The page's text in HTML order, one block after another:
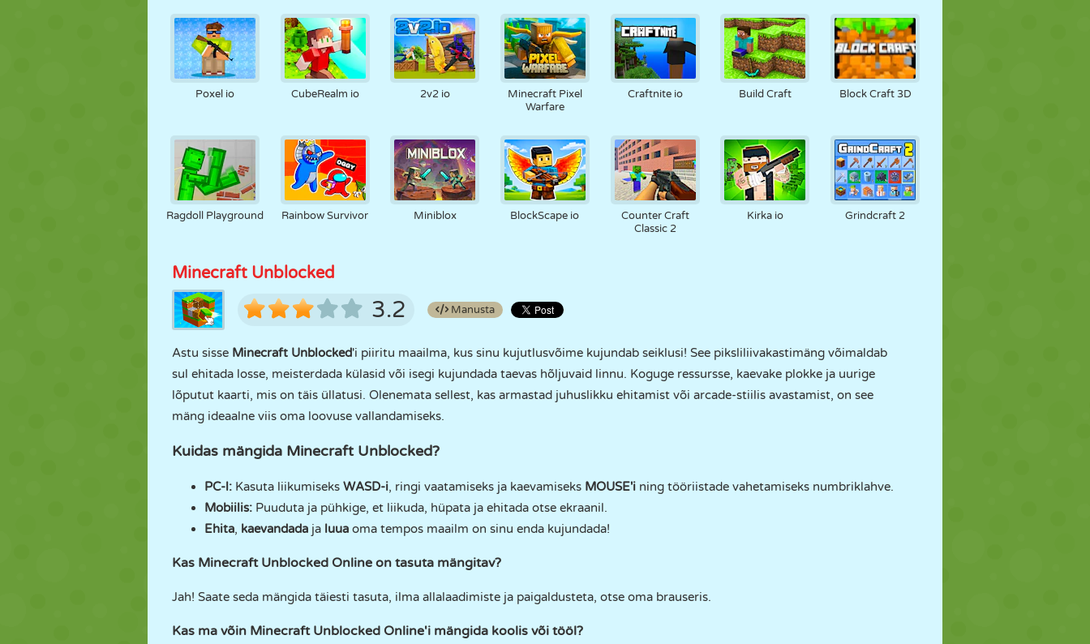
Poxel io CubeRealm io 2v2 io
Minecraft Pixel
Warfare
Craftnite io Build Craft Block Craft 3D
Ragdoll Playground Rainbow Survivor Miniblox BlockScape io
Counter Craft
Classic 2
Kirka io Grindcraft 2
Minecraft Unblocked
3.2 Manusta
Astu sisse Minecraft Unblocked'i piiritu maailma, kus sinu kujutlusvõime kujundab seiklusi! See piksliliivakastimäng võimaldab
sul ehitada losse, meisterdada külasid või isegi kujundada taevas hõljuvaid linnu. Koguge ressursse, kaevake plokke ja uurige
lõputut kaarti, mis on täis üllatusi. Olenemata sellest, kas armastad juhuslikku ehitamist või arcade-stiilis avastamist, on see
mäng ideaalne viis oma loovuse vallandamiseks.
Kuidas mängida Minecraft Unblocked?
PC-l: Kasuta liikumiseks WASD-i, ringi vaatamiseks ja kaevamiseks MOUSE'i ning tööriistade vahetamiseks numbriklahve.
Mobiilis: Puuduta ja pühkige, et liikuda, hüpata ja ehitada otse ekraanil.
Ehita, kaevandada ja luua oma tempos maailm on sinu enda kujundada!
Kas Minecraft Unblocked Online on tasuta mängitav?
Jah! Saate seda mängida täiesti tasuta, ilma allalaadimiste ja paigaldusteta, otse oma brauseris.
Kas ma võin Minecraft Unblocked Online'i mängida koolis või tööl?